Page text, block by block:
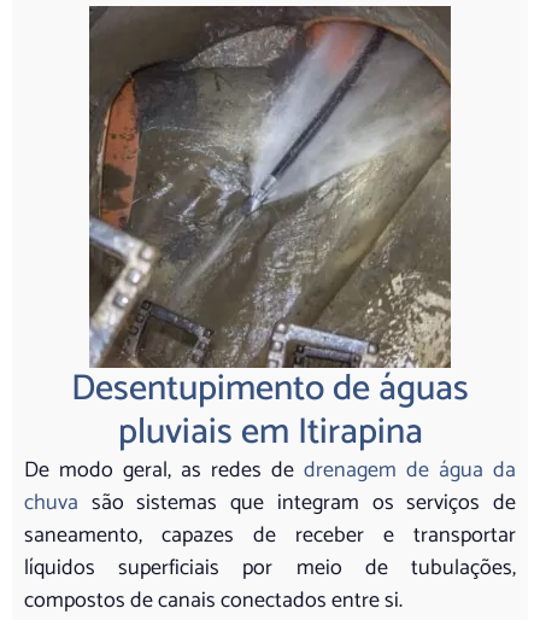
Desentupimento de águas
pluviais em Itirapina
De modo geral, as redes de drenagem de água da
chuva são sistemas que integram os serviços de
saneamento, capazes de receber e transportar
líquidos superficiais por meio de tubulações,
compostos de canais conectados entre si.